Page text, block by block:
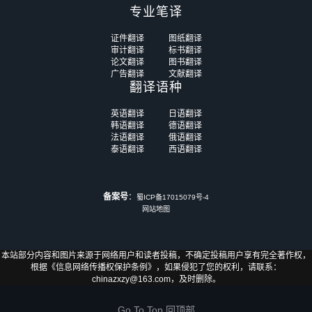
专业笔译
证件翻译
图纸翻译
审计翻译
标书翻译
论文翻译
图书翻译
广告翻译
文献翻译
翻译语种
英语翻译
日语翻译
韩语翻译
德语翻译
法语翻译
俄语翻译
泰语翻译
西语翻译
备案号：
蜀ICP备17015079号-4
网站地图
本站部分内容和图片来源于网络用户和读者投稿，不确定投稿用户享有完全著作权，
根据《信息网络传播权保护条例》，如果侵犯了您的权利，请联系：
chinazxzy@163.com，及时删除。